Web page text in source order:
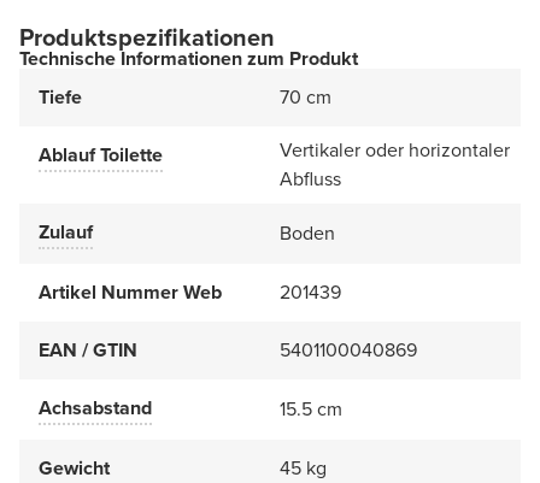
Produktspezifikationen
Technische Informationen zum Produkt
Tiefe
70 cm
Ablauf Toilette
Vertikaler oder horizontaler
Abfluss
Zulauf
Boden
Artikel Nummer Web 201439
EAN / GTIN 5401100040869
Achsabstand 15.5 cm
Gewicht
45 kg